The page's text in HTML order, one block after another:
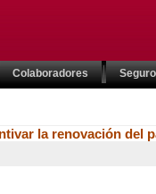
Colaboradores
la renovación del